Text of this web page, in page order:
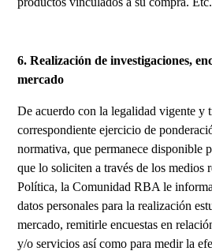
6. Realización de investigaciones,
mercado
De acuerdo con la legalidad vigente y
correspondiente ejercicio de
normativa, que permanece disponible
que lo soliciten a través de los medios
Política, la Comunidad RBA le
datos personales para la realización
mercado, remitirle encuestas en
y/o servicios así como para medir la